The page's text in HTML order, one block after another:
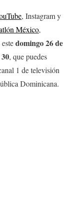
, Instagram y
México,
domingo 26de
, que puedes
1 de televisión
Dominicana.